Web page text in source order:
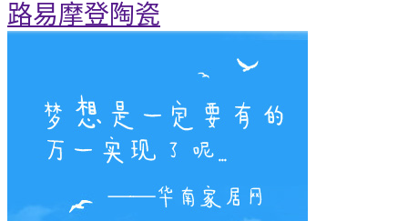
路易摩登陶瓷